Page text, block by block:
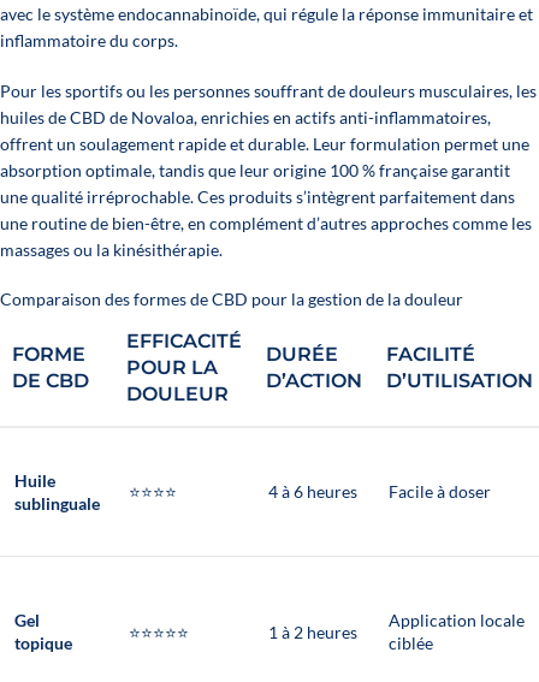
avec le système endocannabinoïde, qui régule la réponse immunitaire et
inflammatoire du corps.
Pour les sportifs ou les personnes souffrant de douleurs musculaires, les
huiles de CBD de Novaloa, enrichies en actifs anti-inflammatoires,
offrent un soulagement rapide et durable. Leur formulation permet une
absorption optimale, tandis que leur origine 100 % française garantit
une qualité irréprochable. Ces produits s’intègrent parfaitement dans
une routine de bien-être, en complément d’autres approches comme les
massages ou la kinésithérapie.
Comparaison des formes de CBD pour la gestion de la douleur
FORME
DE CBD
EFFICACITÉ
POUR LA
DOULEUR
DURÉE
D’ACTION
FACILITÉ
D’UTILISATION
Huile
sublinguale
⭐⭐⭐⭐ 4 à 6 heures Facile à doser
Gel
topique
⭐⭐⭐⭐⭐ 1 à 2 heures
Application locale
ciblée